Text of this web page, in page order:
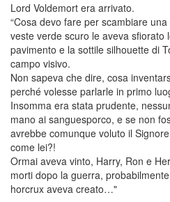
Lord Voldemort era arrivato.
“Cosa devo fare per scambiare
veste verde scuro le aveva sfiorato
pavimento e la sottile silhouette di
campo visivo.
Non sapeva che dire, cosa
perché volesse parlarle in primo
Insomma era stata prudente,
mano ai sanguesporco, e se non
avrebbe comunque voluto il
come lei?!
Ormai aveva vinto, Harry, Ron e
morti dopo la guerra,
horcrux aveva creato…"